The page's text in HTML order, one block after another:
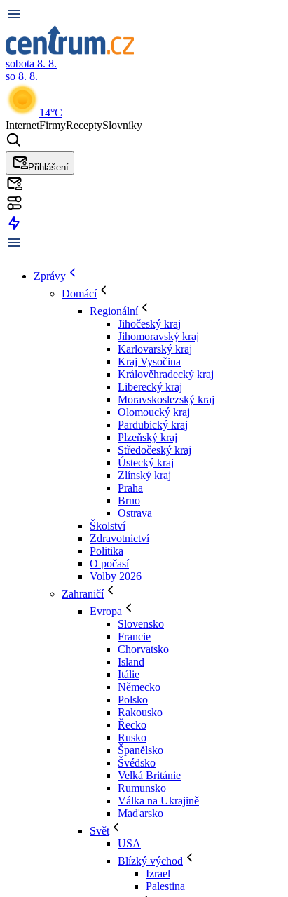
sobota 8. 8.
so 8. 8.
14°C
InternetFirmyReceptySlovníky
Přihlášení
Zprávy
Domácí
Regionální
Jihočeský kraj
Jihomoravský kraj
Karlovarský kraj
Kraj Vysočina
Králověhradecký kraj
Liberecký kraj
Moravskoslezský kraj
Olomoucký kraj
Pardubický kraj
Plzeňský kraj
Středočeský kraj
Ústecký kraj
Zlínský kraj
Praha
Brno
Ostrava
Školství
Zdravotnictví
Politika
O počasí
Volby 2026
Zahraničí
Evropa
Slovensko
Francie
Chorvatsko
Island
Itálie
Německo
Polsko
Rakousko
Řecko
Rusko
Španělsko
Švédsko
Velká Británie
Rumunsko
Válka na Ukrajině
Maďarsko
Svět
USA
Blízký východ
Izrael
Palestina